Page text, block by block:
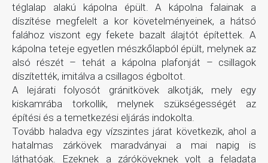
téglalap alakú kápolna épült. A kápolna falainak a
díszítése megfelelt a kor követelményeinek, a hátsó
falához viszont egy fekete bazalt álajtót építettek. A
kápolna teteje egyetlen mészkőlapból épült, melynek az
alsó részét – tehát a kápolna plafonját – csillagok
díszítették, imitálva a csillagos égboltot.
A lejárati folyosót gránitkövek alkotják, mely egy
kiskamrába torkollik, melynek szükségességét az
építési és a temetkezési eljárás indokolta.
Tovább haladva egy vízszintes járat következik, ahol a
hatalmas zárkövek maradványai a mai napig is
láthatóak. Ezeknek a záróköveknek volt a feladata